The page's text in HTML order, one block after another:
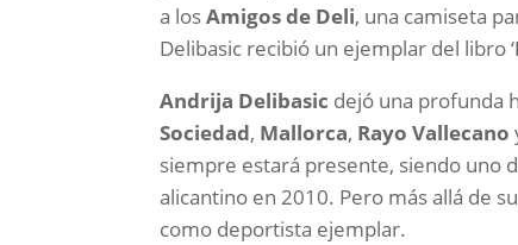
a losAmigos de Deli, una camiseta
Delibasic recibió un ejemplar del libro ‘
Andrija Delibasic dejó una profunda
Sociedad, Mallorca, Rayo Vallecano
siempre estará presente, siendo uno
alicantino en 2010. Pero más allá de
como deportista ejemplar.